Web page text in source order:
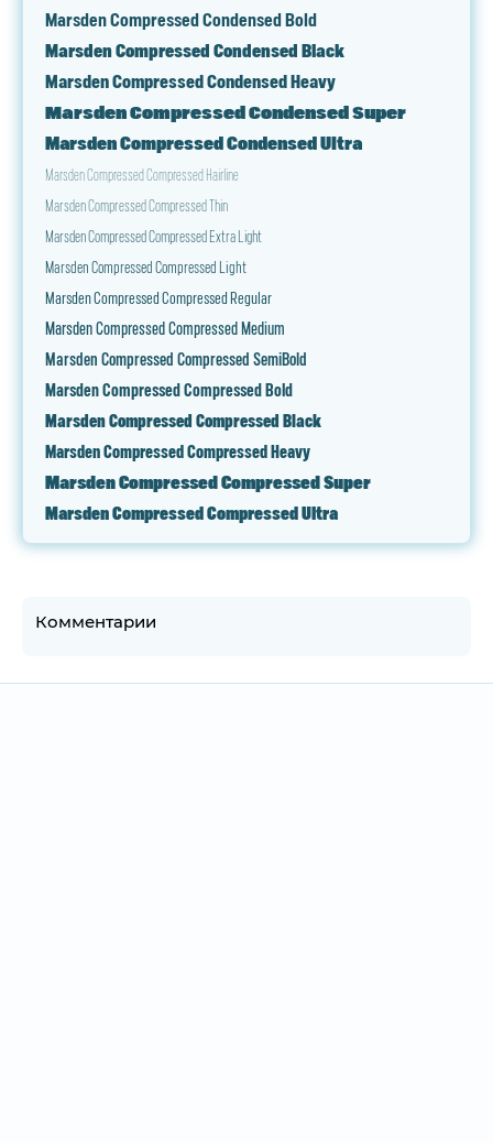
Marsden Compressed Condensed Bold
Marsden Compressed Condensed Black
Marsden Compressed Condensed Heavy
Marsden Compressed Condensed Super
Marsden Compressed Condensed Ultra
Marsden Compressed Compressed Hairline
Marsden Compressed Compressed Thin
Marsden Compressed Compressed Extra Light
Marsden Compressed Compressed Light
Marsden Compressed Compressed Regular
Marsden Compressed Compressed Medium
Marsden Compressed Compressed SemiBold
Marsden Compressed Compressed Bold
Marsden Compressed Compressed Black
Marsden Compressed Compressed Heavy
Marsden Compressed Compressed Super
Marsden Compressed Compressed Ultra
Комментарии